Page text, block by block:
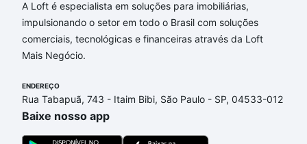
Imóveis à venda em rua liberato s. vieira da cunha -
Santa Cruz do Sul, RS que custam a partir de R$ 0 e
com nossas opções de financiamento imobiliário as
parcelas podem se adequar ao seu orçamento. Se
processo de compra, veja em nosso portal
custa comprar um apartamento e conte com a
gente para comprar o imóvel dos seus sonhos com
segurança e conforto. Loft, com você até as
A Loft é especialista em soluções para imobiliárias,
impulsionando o setor em todo o Brasil com soluções
comerciais, tecnológicas e financeiras através da Loft
Mais Negócio.
ENDEREÇO
Rua Tabapuã, 743 - Itaim Bibi, São Paulo - SP, 04533-012
Baixe nosso app